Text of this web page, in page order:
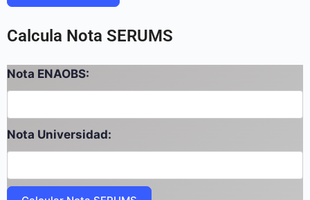
Calcula Nota SERUMS
Nota ENAOBS:
Nota Universidad: